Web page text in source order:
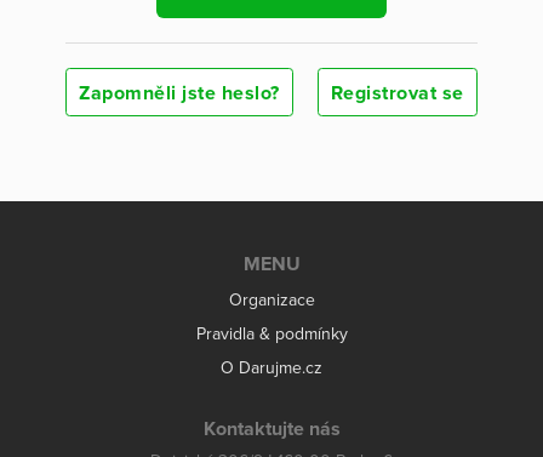
Zapomněli jste heslo? Registrovat se
MENU
Organizace
Pravidla & podmínky
O Darujme.cz
Kontaktujte nás